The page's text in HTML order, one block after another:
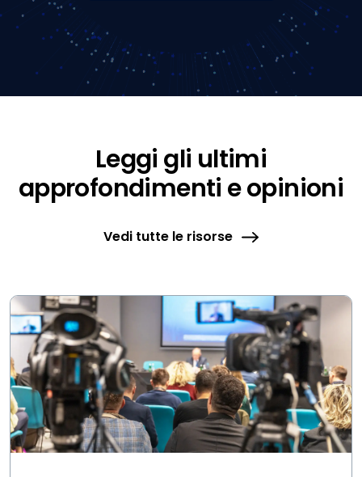
Leggi gli ultimi
approfondimenti e opinioni
Vedi tutte le risorse